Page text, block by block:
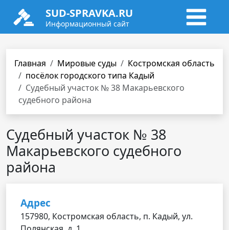
SUD-SPRAVKA.RU
Информационный сайт
Главная Мировые суды
Костромская область
посёлок городского типа Кадый
Судебный участок № 38 Макарьевского
судебного района
Судебный участок № 38
Макарьевского судебного
района
Адрес
157980, Костромская область, п. Кадый, ул.